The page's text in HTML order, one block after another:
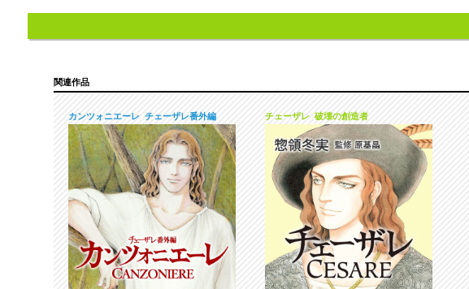
関連作品
カンツォニエーレ チェーザレ番外編 チェーザレ 破壊の創造者